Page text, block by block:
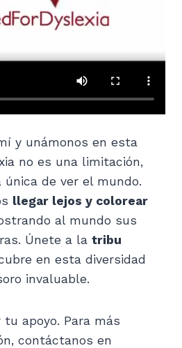
y unámonos en esta
no es una limitación,
única de ver el mundo.
llegar lejos y colorear
al mundo sus
Únete a la tribu
en esta diversidad
invaluable.
tu apoyo. Para más
contáctanos en